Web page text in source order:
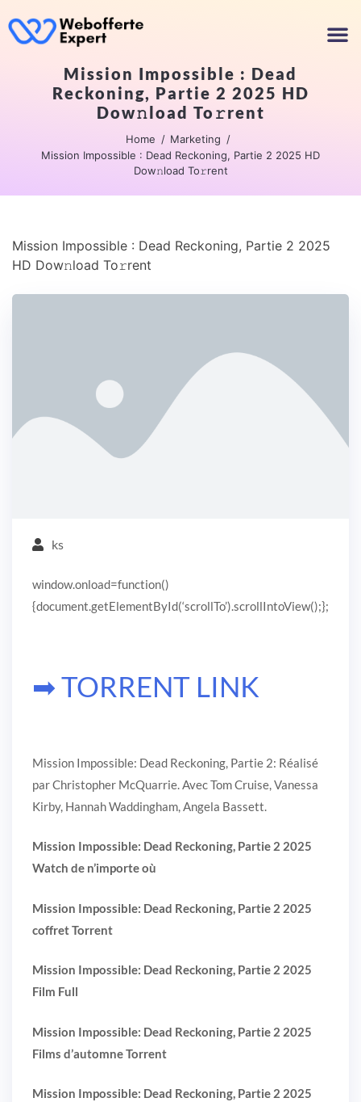
Mission Impossible : Dead
Reckoning, Partie 2 2025 HD
Dow𝚗load To𝚛rent
Home
Marketing
Mission Impossible : Dead Reckoning, Partie 2 2025 HD
Dow𝚗load To𝚛rent
Mission Impossible : Dead Reckoning, Partie 2 2025
HD Dow𝚗load To𝚛rent
ks
window.onload=function()
{document.getElementById(‘scrollTo’).scrollIntoView();};
➡ TORRENT LINK
Mission Impossible: Dead Reckoning, Partie 2: Réalisé
par Christopher McQuarrie. Avec Tom Cruise, Vanessa
Kirby, Hannah Waddingham, Angela Bassett.
Mission Impossible: Dead Reckoning, Partie 2 2025
Watch de n’importe où
Mission Impossible: Dead Reckoning, Partie 2 2025
coffret Torrent
Mission Impossible: Dead Reckoning, Partie 2 2025
Film Full
Mission Impossible: Dead Reckoning, Partie 2 2025
Films d’automne Torrent
Mission Impossible: Dead Reckoning, Partie 2 2025